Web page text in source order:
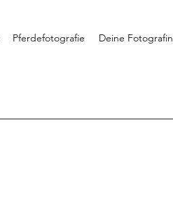
Pferdefotografie Deine Fotografin